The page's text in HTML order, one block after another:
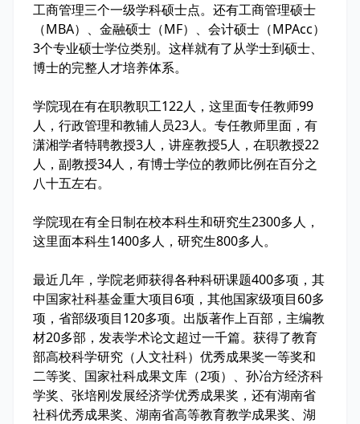
工商管理三个一级学科硕士点。还有工商管理硕士
（MBA）、金融硕士（MF）、会计硕士（MPAcc）
3个专业硕士学位类别。这样就有了从学士到硕士、
博士的完整人才培养体系。
学院现在有在职教职工122人，这里面专任教师99
人，行政管理和教辅人员23人。专任教师里面，有
潇湘学者特聘教授3人，讲座教授5人，在职教授22
人，副教授34人，有博士学位的教师比例在百分之
八十五左右。
学院现在有全日制在校本科生和研究生2300多人，
这里面本科生1400多人，研究生800多人。
最近几年，学院老师获得各种科研课题400多项，其
中国家社科基金重大项目6项，其他国家级项目60多
项，省部级项目120多项。出版著作上百部，主编教
材20多部，发表学术论文超过一千篇。获得了教育
部高校科学研究（人文社科）优秀成果奖一等奖和
二等奖、国家社科成果文库（2项）、孙冶方经济科
学奖、张培刚发展经济学优秀成果奖，还有湖南省
社科优秀成果奖、湖南省高等教育教学成果奖、湖